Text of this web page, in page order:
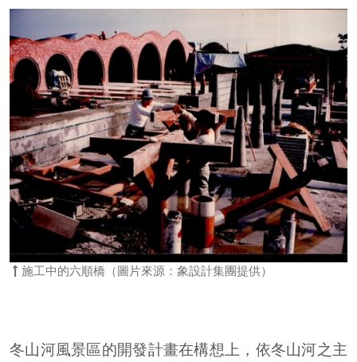
施工中的六順橋（圖片來源：象設計集團提供）
冬山河風景區的開發計畫在構想上，依冬山河之主